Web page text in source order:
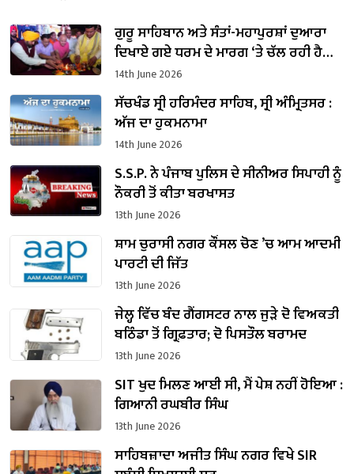
ਗੁਰੂ ਸਾਹਿਬਾਨ ਅਤੇ ਸੰਤਾਂ-ਮਹਾਪੁਰਸ਼ਾਂ ਦੁਆਰਾ
ਦਿਖਾਏ ਗਏ ਧਰਮ ਦੇ ਮਾਰਗ ‘ਤੇ ਚੱਲ ਰਹੀ ਹੈ
ਭਗਵੰਤ ਮਾਨ ਸਰਕਾਰ : ਅਰਵਿੰਦ ਕੇਜਰੀਵਾਲ
14th June 2026
ਸੱਚਖੰਡ ਸ੍ਰੀ ਹਰਿਮੰਦਰ ਸਾਹਿਬ, ਸ੍ਰੀ ਅੰਮ੍ਰਿਤਸਰ :
ਅੱਜ ਦਾ ਹੁਕਮਨਾਮਾ
14th June 2026
S.S.P. ਨੇ ਪੰਜਾਬ ਪੁਲਿਸ ਦੇ ਸੀਨੀਅਰ ਸਿਪਾਹੀ ਨੂੰ
ਨੌਕਰੀ ਤੋਂ ਕੀਤਾ ਬਰਖਾਸਤ
13th June 2026
ਸ਼ਾਮ ਚੁਰਾਸੀ ਨਗਰ ਕੌਂਸਲ ਚੋਣ ’ਚ ਆਮ ਆਦਮੀ
ਪਾਰਟੀ ਦੀ ਜਿੱਤ
13th June 2026
ਜੇਲ੍ਹ ਵਿੱਚ ਬੰਦ ਗੈਂਗਸਟਰ ਨਾਲ ਜੁੜੇ ਦੋ ਵਿਅਕਤੀ
ਬਠਿੰਡਾ ਤੋਂ ਗ੍ਰਿਫ਼ਤਾਰ; ਦੋ ਪਿਸਤੌਲ ਬਰਾਮਦ
13th June 2026
SIT ਖੁਦ ਮਿਲਣ ਆਈ ਸੀ, ਮੈਂ ਪੇਸ਼ ਨਹੀਂ ਹੋਇਆ :
ਗਿਆਨੀ ਰਘਬੀਰ ਸਿੰਘ
13th June 2026
ਸਾਹਿਬਜ਼ਾਦਾ ਅਜੀਤ ਸਿੰਘ ਨਗਰ ਵਿਖੇ SIR